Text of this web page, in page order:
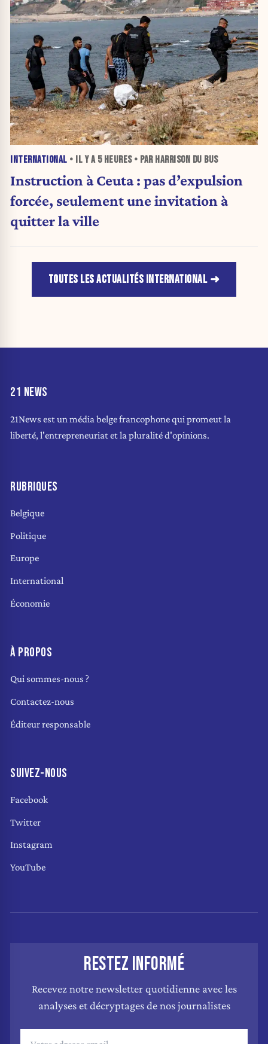
INTERNATIONAL • IL Y A 5 HEURES• PAR HARRISON DU BUS
Instruction à Ceuta : pas d’expulsion
forcée, seulement une invitation à
quitter la ville
TOUTES LES ACTUALITÉS INTERNATIONAL
21 NEWS
21News est un média belge francophone qui promeut la
liberté, l'entrepreneuriat et la pluralité d'opinions.
RUBRIQUES
Belgique
Politique
Europe
International
Économie
À PROPOS
Qui sommes-nous ?
Contactez-nous
Éditeur responsable
SUIVEZ-NOUS
Facebook
Twitter
Instagram
YouTube
RESTEZ INFORMÉ
Recevez notre newsletter quotidienne avec les
analyses et décryptages de nos journalistes